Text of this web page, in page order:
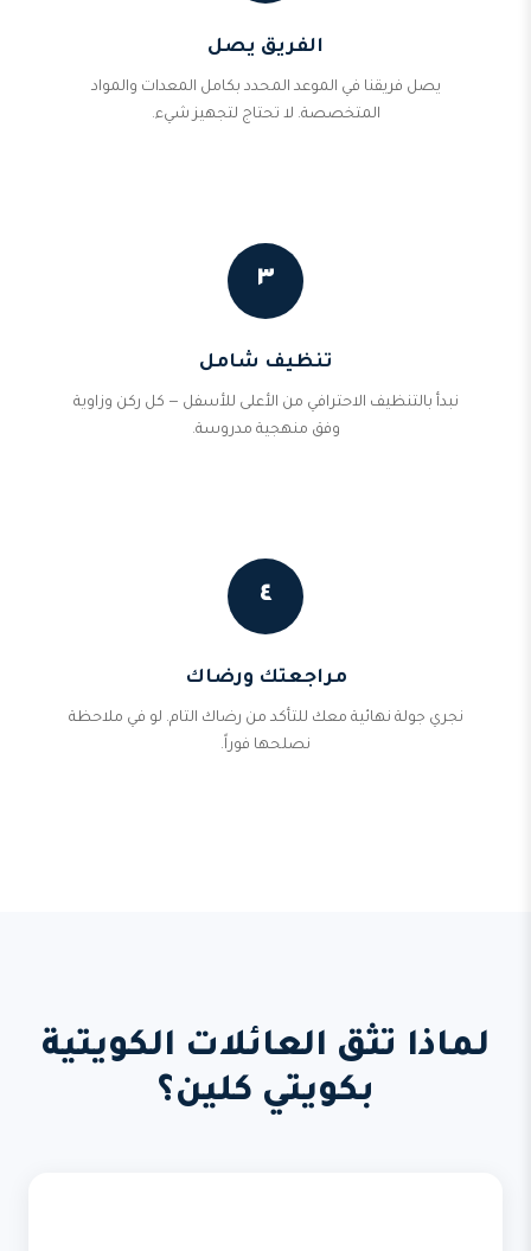
الفريق يصل
يصل فريقنا في الموعد المحدد بكامل المعدات والمواد
المتخصصة. لا تحتاج لتجهيز شيء.
٣
تنظيف شامل
نبدأ بالتنظيف الاحترافي من الأعلى للأسفل — كل ركن وزاوية
وفق منهجية مدروسة.
٤
مراجعتك ورضاك
نجري جولة نهائية معك للتأكد من رضاك التام. لو في ملاحظة
نصلحها فوراً.
لماذا تثق العائلات الكويتية
بكويتي كلين؟